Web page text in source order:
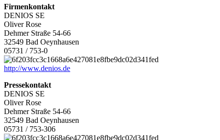
Firmenkontakt
DENIOS SE
Oliver Rose
Dehmer Straße 54-66
32549 Bad Oeynhausen
05731 / 753-0
http://www.denios.de
Pressekontakt
DENIOS SE
Oliver Rose
Dehmer Straße 54-66
32549 Bad Oeynhausen
05731 / 753-306